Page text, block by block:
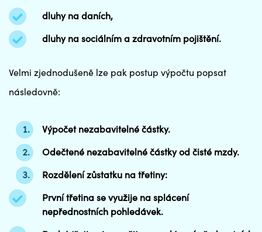
dluhy na daních,
dluhy na sociálním a zdravotním pojištění.
Velmi zjednodušeně lze pak postup výpočtu popsat
následovně:
Výpočet nezabavitelné částky.
Odečtené nezabavitelné částky od čisté mzdy.
Rozdělení zůstatku na třetiny:
První třetina se využije na splácení
nepřednostních pohledávek.